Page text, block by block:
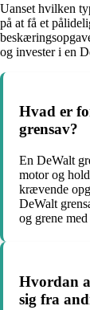
Uanset hvilken
på at få et
og invester i en
Hvad er
grensav?
En DeWalt
motor og
krævende
DeWalt
og grene
Hvordan
sig fra